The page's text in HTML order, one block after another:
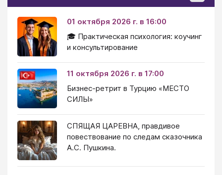
01 октября 2026 г. в 16:00
🎓 Практическая психология: коучинг
и консультирование
11 октября 2026 г. в 17:00
Бизнес-ретрит в Турцию «МЕСТО
СИЛЫ»
СПЯЩАЯ ЦАРЕВНА, правдивое
повествование по следам сказочника
А.С. Пушкина.